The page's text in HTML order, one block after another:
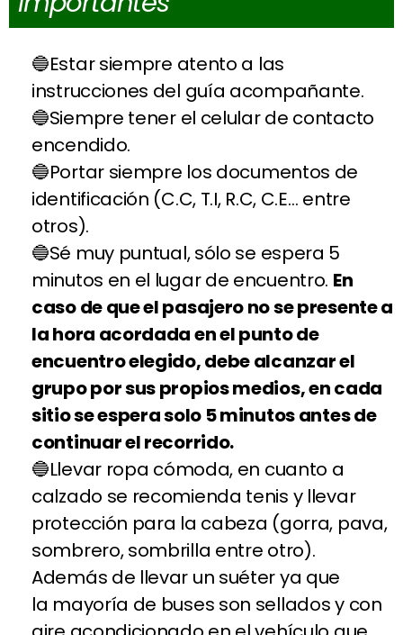
Estar siempre atento a las
instrucciones del guía acompañante.
Siempre tener el celular de contacto
encendido.
Portar siempre los documentos de
identificación (C.C, T.I, R.C, C.E… entre
otros).
Sé muy puntual, sólo se espera 5
minutos en el lugar de encuentro. En
caso de que el pasajero no se presente a
la hora acordada en el punto de
encuentro elegido, debe alcanzar el
grupo por sus propios medios, en cada
sitio se espera solo 5 minutos antes de
continuar el recorrido.
Llevar ropa cómoda, en cuanto a
calzado se recomienda tenis y llevar
protección para la cabeza (gorra, pava,
sombrero, sombrilla entre otro).
Además de llevar un suéter ya que
la mayoría de buses son sellados y con